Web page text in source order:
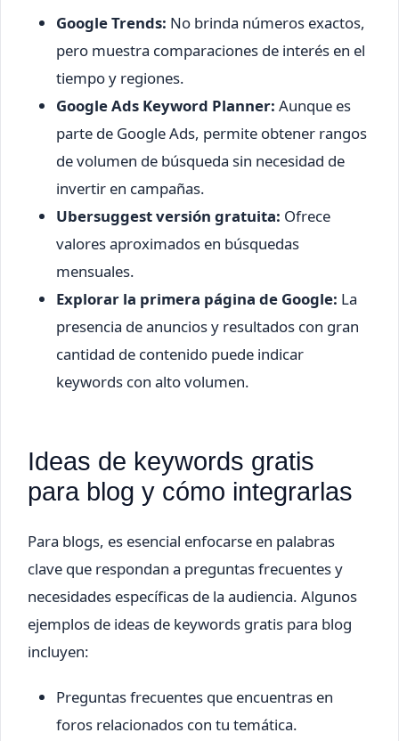
Google Trends: No brinda números exactos,
pero muestra comparaciones de interés en el
tiempo y regiones.
Google Ads Keyword Planner: Aunque es
parte de Google Ads, permite obtener rangos
de volumen de búsqueda sin necesidad de
invertir en campañas.
Ubersuggest versión gratuita: Ofrece
valores aproximados en búsquedas
mensuales.
Explorar la primera página de Google: La
presencia de anuncios y resultados con gran
cantidad de contenido puede indicar
keywords con alto volumen.
Ideas de keywords gratis
para blog y cómo integrarlas
Para blogs, es esencial enfocarse en palabras
clave que respondan a preguntas frecuentes y
necesidades específicas de la audiencia. Algunos
ejemplos de ideas de keywords gratis para blog
incluyen:
Preguntas frecuentes que encuentras en
foros relacionados con tu temática.